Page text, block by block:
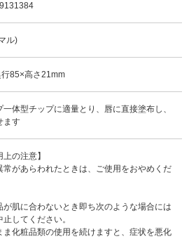
ル)
85×高さ21mm
一体型チップに適量とり、唇に直接塗布し、
ます
上の注意】
常があらわれたときは、ご使用をおやめくだ
が肌に合わないとき即ち次のような場合には
してください。
化粧品類の使用を続けますと、症状を悪化